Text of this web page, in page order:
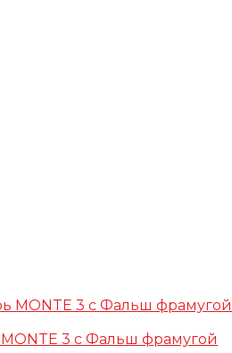
3 с Фальш фрамугой